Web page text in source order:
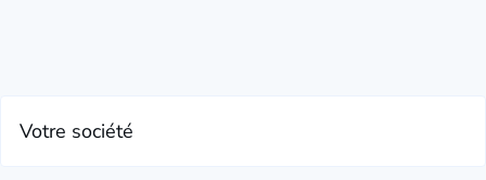
Votre société